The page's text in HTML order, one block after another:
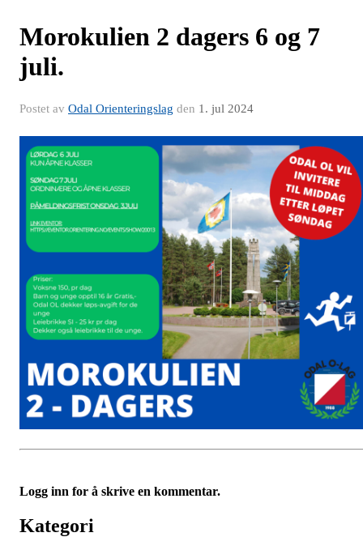
Morokulien 2 dagers 6 og 7
juli.
Postet av Odal Orienteringslag den 1. jul 2024
Logg inn for å skrive en kommentar.
Kategori